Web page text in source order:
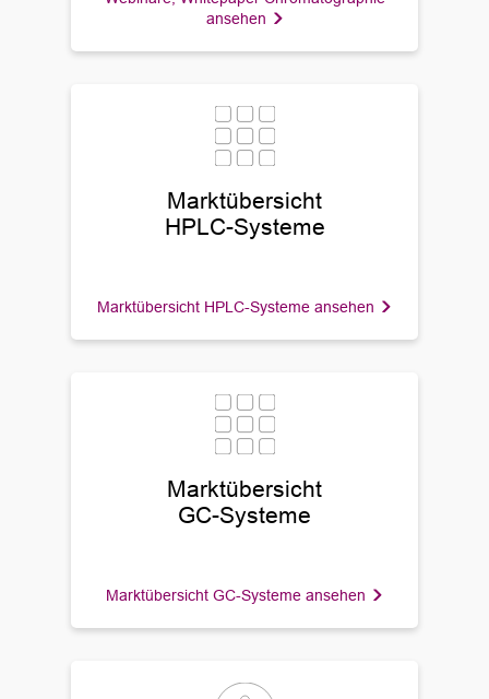
ansehen
Marktübersicht
HPLC-Systeme
Marktübersicht HPLC-Systeme ansehen
Marktübersicht
GC-Systeme
Marktübersicht GC-Systeme ansehen